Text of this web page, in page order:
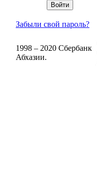
Забыли свой пароль?
1998 – 2020 Сбербанк
Абхазии.